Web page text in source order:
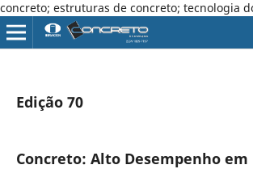
concreto; estruturas de concreto; tecnologia
Edição 70
Concreto: Alto Desempenho em